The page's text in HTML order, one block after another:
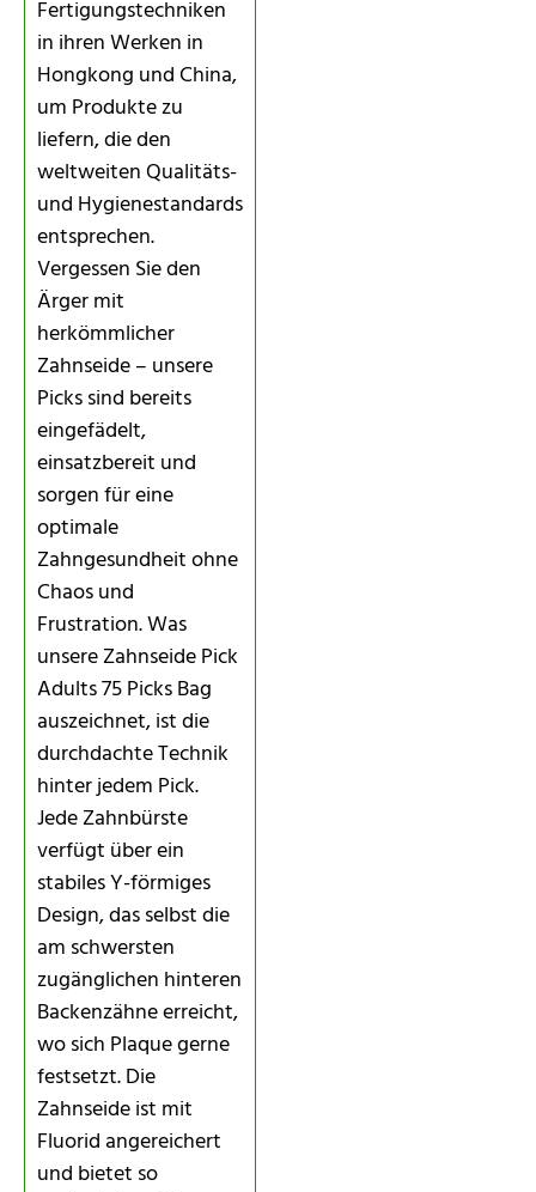
Fertigungstechniken
in ihren Werken in
Hongkong und China,
um Produkte zu
liefern, die den
weltweiten Qualitäts-
und Hygienestandards
entsprechen.
Vergessen Sie den
Ärger mit
herkömmlicher
Zahnseide – unsere
Picks sind bereits
eingefädelt,
einsatzbereit und
sorgen für eine
optimale
Zahngesundheit ohne
Chaos und
Frustration. Was
unsere Zahnseide Pick
Adults 75 Picks Bag
auszeichnet, ist die
durchdachte Technik
hinter jedem Pick.
Jede Zahnbürste
verfügt über ein
stabiles Y-förmiges
Design, das selbst die
am schwersten
zugänglichen hinteren
Backenzähne erreicht,
wo sich Plaque gerne
festsetzt. Die
Zahnseide ist mit
Fluorid angereichert
und bietet so